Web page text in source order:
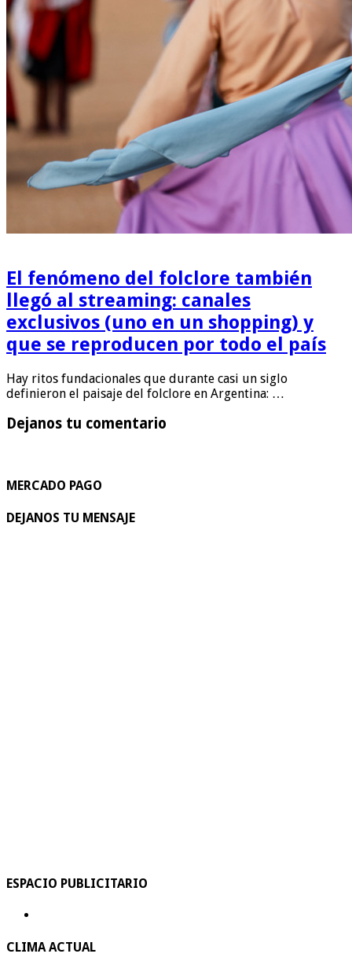
El fenómeno del folclore también
llegó al streaming: canales
exclusivos (uno en un shopping) y
que se reproducen por todo el país
Hay ritos fundacionales que durante casi un siglo
definieron el paisaje del folclore en Argentina: …
Dejanos tu comentario
MERCADO PAGO
DEJANOS TU MENSAJE
ESPACIO PUBLICITARIO
CLIMA ACTUAL